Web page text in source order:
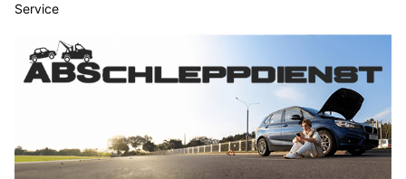
Service